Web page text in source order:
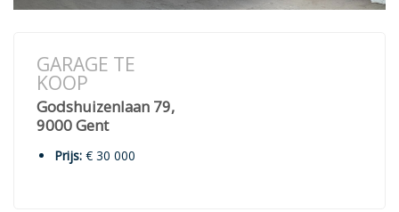
GARAGE TE
KOOP
Godshuizenlaan 79,
9000 Gent
Prijs: € 30 000